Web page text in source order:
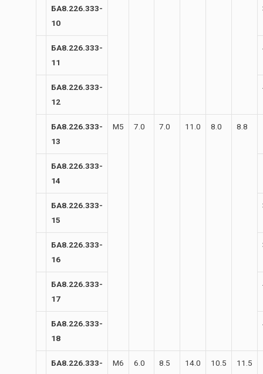
БА8.226.333-
10
БА8.226.333-
11
БА8.226.333-
12
БА8.226.333-
13
М5 7.0 7.0 11.0 8.0 8.8
БА8.226.333-
14
БА8.226.333-
15
БА8.226.333-
16
БА8.226.333-
17
БА8.226.333-
18
БА8.226.333-
М6 6.0 8.5 14.0 10.5 11.5